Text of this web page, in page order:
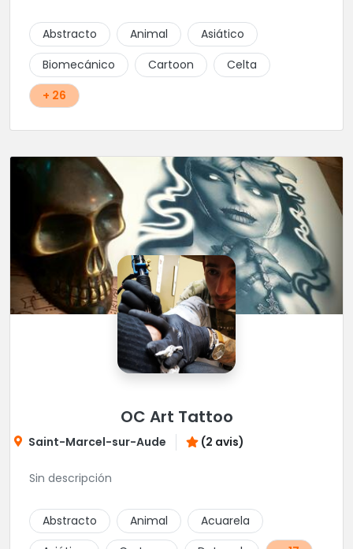
Abstracto Animal
Asiático
Biomecánico
Cartoon
Celta
+ 26
OC Art Tattoo
Saint-Marcel-sur-Aude (2 avis)
Sin descripción
Abstracto Animal
Acuarela